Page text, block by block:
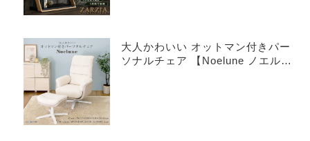
大人かわいい オットマン付きパー
ソナルチェア 【Noelune ノエル